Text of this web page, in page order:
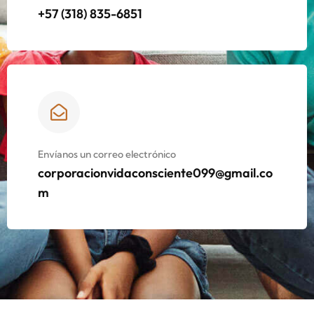
+57 (318) 835-6851
Envíanos un correo electrónico
corporacionvidaconsciente099@gmail.co
m